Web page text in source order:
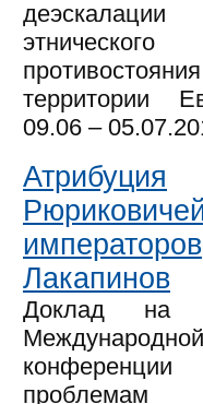
деэскалации
этнического
территории
09.06 –
Атрибуция
императоров
Лакапинов
Доклад на
Международной
проблемам